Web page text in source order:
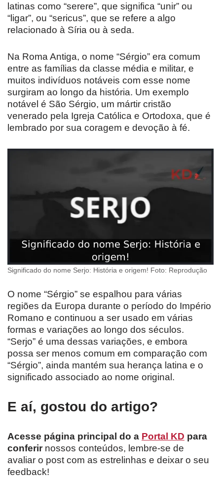
latinas como “serere”, que significa “unir” ou
“ligar”, ou “sericus”, que se refere a algo
relacionado à Síria ou à seda.
Na Roma Antiga, o nome “Sérgio” era comum
entre as famílias da classe média e militar, e
muitos indivíduos notáveis com esse nome
surgiram ao longo da história. Um exemplo
notável é São Sérgio, um mártir cristão
venerado pela Igreja Católica e Ortodoxa, que é
lembrado por sua coragem e devoção à fé.
Significado do nome Serjo: História e origem! Foto: Reprodução
O nome “Sérgio” se espalhou para várias
regiões da Europa durante o período do Império
Romano e continuou a ser usado em várias
formas e variações ao longo dos séculos.
“Serjo” é uma dessas variações, e embora
possa ser menos comum em comparação com
“Sérgio”, ainda mantém sua herança latina e o
significado associado ao nome original.
E aí, gostou do artigo?
Acesse página principal do a Portal KD para
conferirnossos conteúdos, lembre-se de
avaliar o post com as estrelinhas e deixar o seu
feedback!